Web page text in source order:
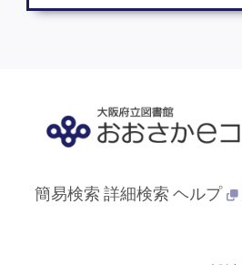
簡易検索 詳細検索 ヘルプ